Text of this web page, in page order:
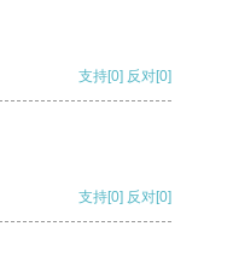
支持[0] 反对[0]
支持[0] 反对[0]